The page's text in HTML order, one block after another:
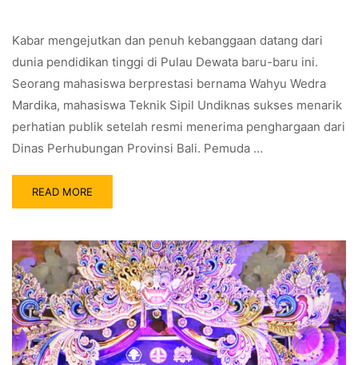
Kabar mengejutkan dan penuh kebanggaan datang dari
dunia pendidikan tinggi di Pulau Dewata baru-baru ini.
Seorang mahasiswa berprestasi bernama Wahyu Wedra
Mardika, mahasiswa Teknik Sipil Undiknas sukses menarik
perhatian publik setelah resmi menerima penghargaan dari
Dinas Perhubungan Provinsi Bali. Pemuda …
READ MORE